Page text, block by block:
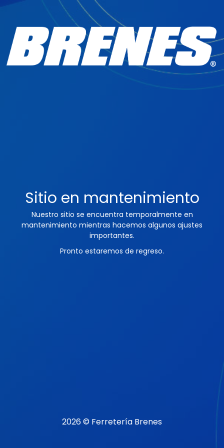
Sitio en mantenimiento
Nuestro sitio se encuentra temporalmente en
mantenimiento mientras hacemos algunos ajustes
importantes.
Pronto estaremos de regreso.
2026 © Ferretería Brenes